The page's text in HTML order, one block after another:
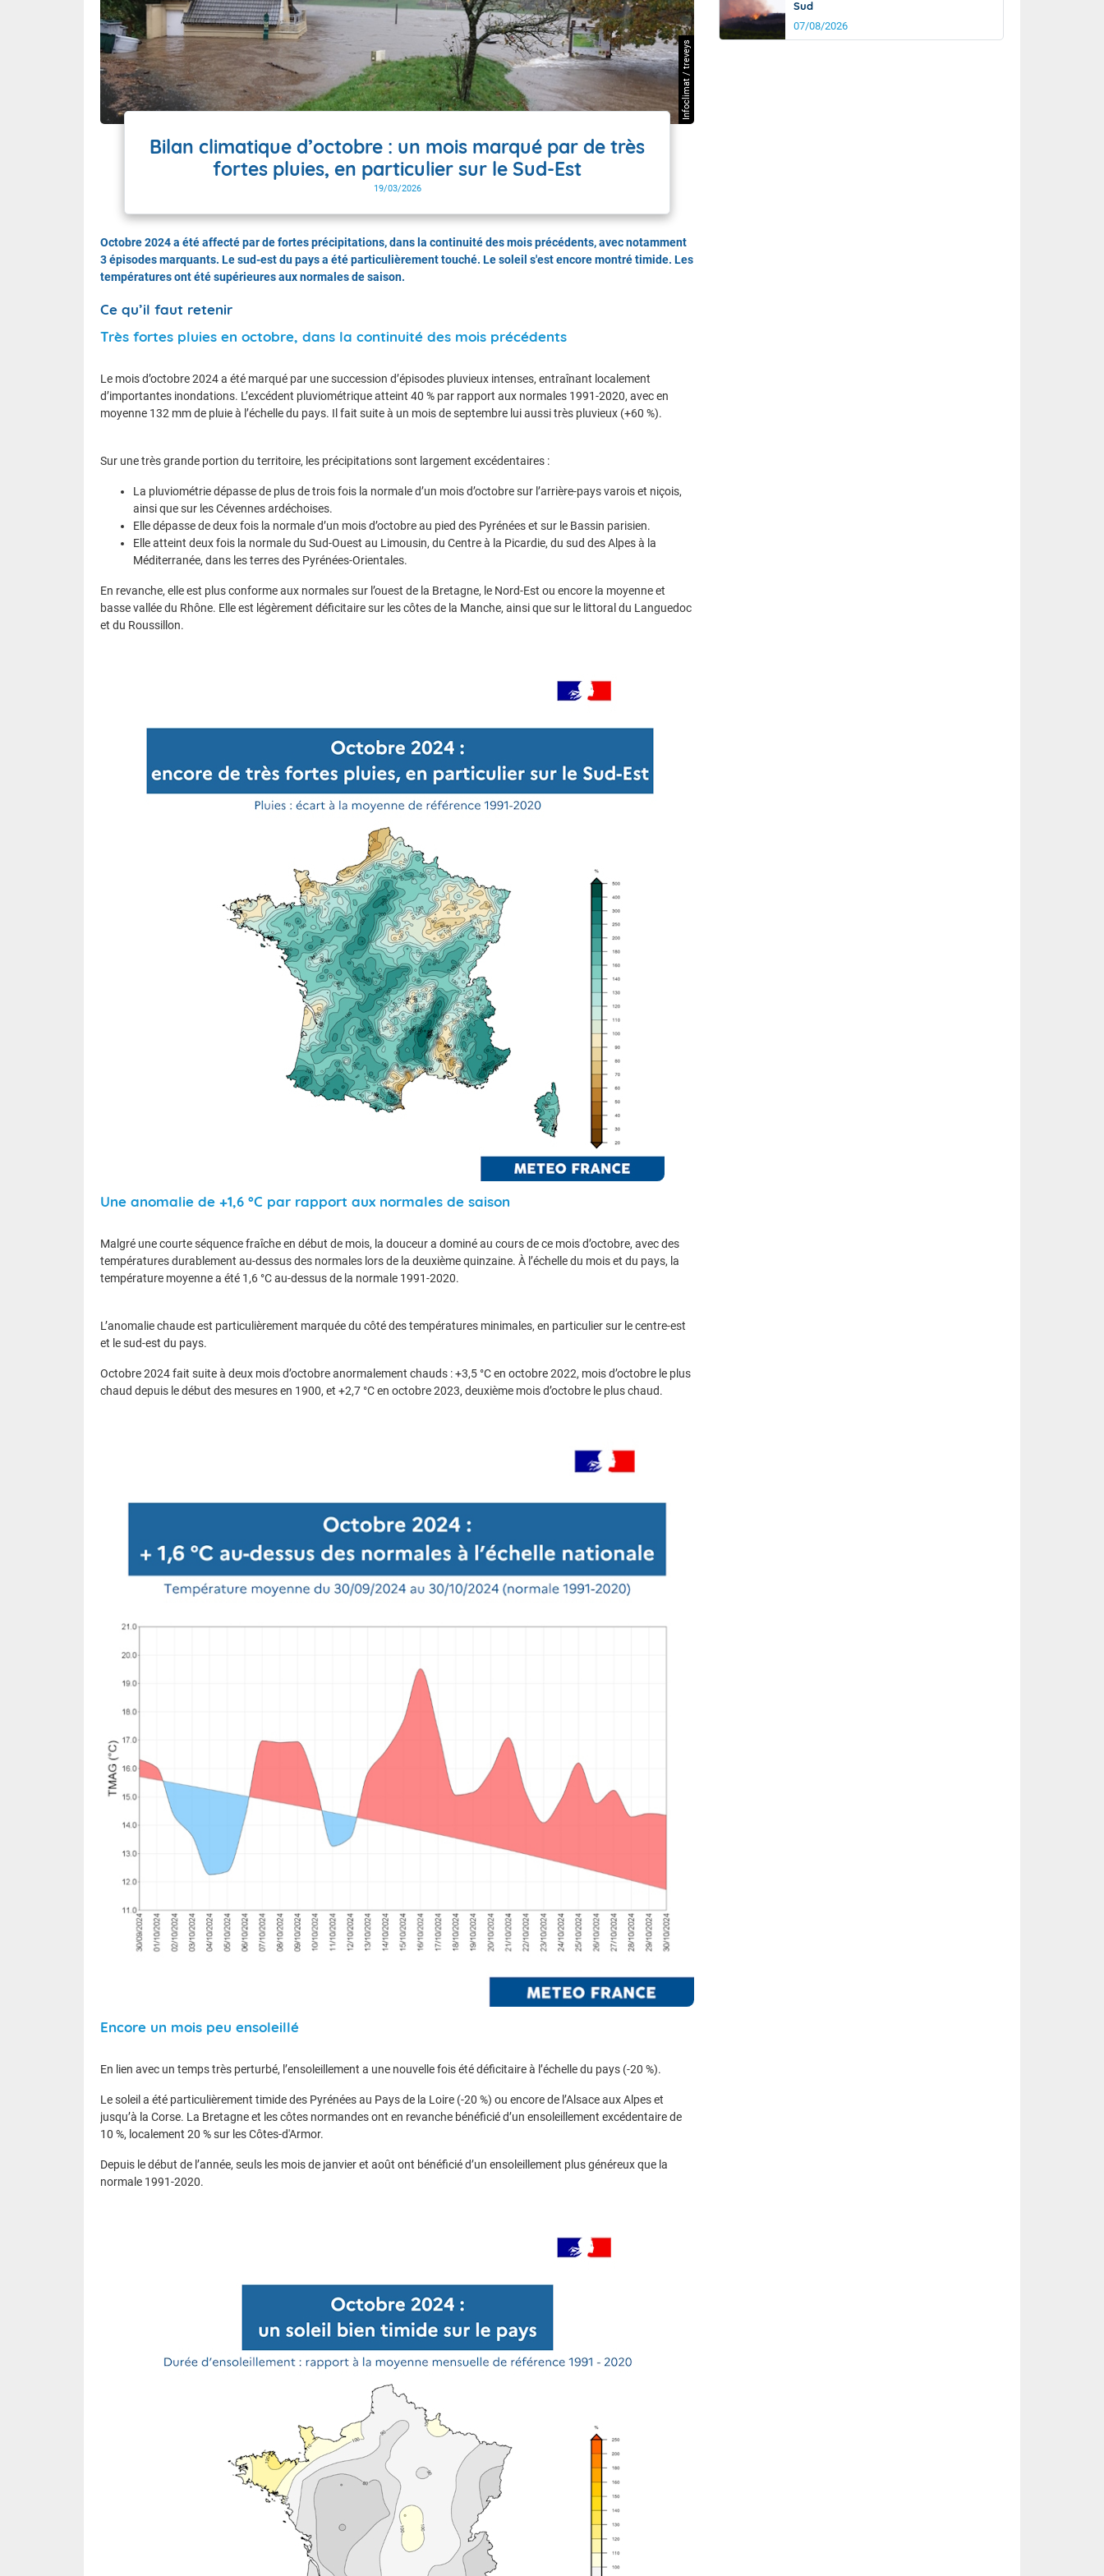
Wallis et Futuna
Grand froid
Infoclimat / treveys
Bilan climatique d’octobre : un mois marqué par de très
fortes pluies, en particulier sur le Sud-Est
19/03/2026
Octobre 2024 a été affecté par de fortes précipitations, dans la continuité des mois précédents, avec notamment
3 épisodes marquants. Le sud-est du pays a été particulièrement touché. Le soleil s'est encore montré timide. Les
températures ont été supérieures aux normales de saison.
Ce qu’il faut retenir
Très fortes pluies en octobre, dans la continuité des mois précédents
Le mois d’octobre 2024 a été marqué par une succession d’épisodes pluvieux intenses, entraînant localement
d’importantes inondations. L’excédent pluviométrique atteint 40 % par rapport aux normales 1991-2020, avec en
moyenne 132 mm de pluie à l’échelle du pays. Il fait suite à un mois de septembre lui aussi très pluvieux (+60 %).
Sur une très grande portion du territoire, les précipitations sont largement excédentaires :
La pluviométrie dépasse de plus de trois fois la normale d’un mois d’octobre sur l’arrière-pays varois et niçois,
ainsi que sur les Cévennes ardéchoises.
Elle dépasse de deux fois la normale d’un mois d’octobre au pied des Pyrénées et sur le Bassin parisien.
Elle atteint deux fois la normale du Sud-Ouest au Limousin, du Centre à la Picardie, du sud des Alpes à la
Méditerranée, dans les terres des Pyrénées-Orientales.
En revanche, elle est plus conforme aux normales sur l’ouest de la Bretagne, le Nord-Est ou encore la moyenne et
basse vallée du Rhône. Elle est légèrement déficitaire sur les côtes de la Manche, ainsi que sur le littoral du Languedoc
et du Roussillon.
Une anomalie de +1,6 °C par rapport aux normales de saison
Malgré une courte séquence fraîche en début de mois, la douceur a dominé au cours de ce mois d’octobre, avec des
températures durablement au-dessus des normales lors de la deuxième quinzaine. À l’échelle du mois et du pays, la
température moyenne a été 1,6 °C au-dessus de la normale 1991-2020.
L’anomalie chaude est particulièrement marquée du côté des températures minimales, en particulier sur le centre-est
et le sud-est du pays.
Octobre 2024 fait suite à deux mois d’octobre anormalement chauds : +3,5 °C en octobre 2022, mois d’octobre le plus
chaud depuis le début des mesures en 1900, et +2,7 °C en octobre 2023, deuxième mois d’octobre le plus chaud.
Encore un mois peu ensoleillé
En lien avec un temps très perturbé, l’ensoleillement a une nouvelle fois été déficitaire à l’échelle du pays (-20 %).
Le soleil a été particulièrement timide des Pyrénées au Pays de la Loire (-20 %) ou encore de l’Alsace aux Alpes et
jusqu’à la Corse. La Bretagne et les côtes normandes ont en revanche bénéficié d’un ensoleillement excédentaire de
10 %, localement 20 % sur les Côtes-d'Armor.
Depuis le début de l’année, seuls les mois de janvier et août ont bénéficié d’un ensoleillement plus généreux que la
normale 1991-2020.
Sud
07/08/2026